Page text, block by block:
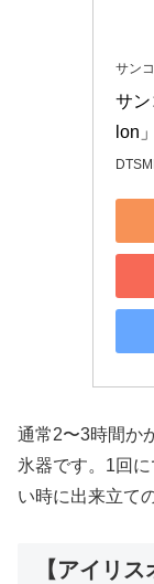
サン
サ
lon
通常2〜3時間か
氷器です。1回
い時に出来立て
【アイリ